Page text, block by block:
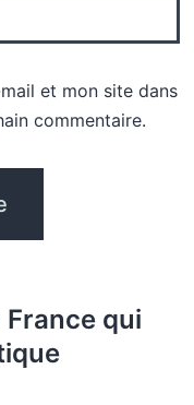
et mon site dans
commentaire.
France qui